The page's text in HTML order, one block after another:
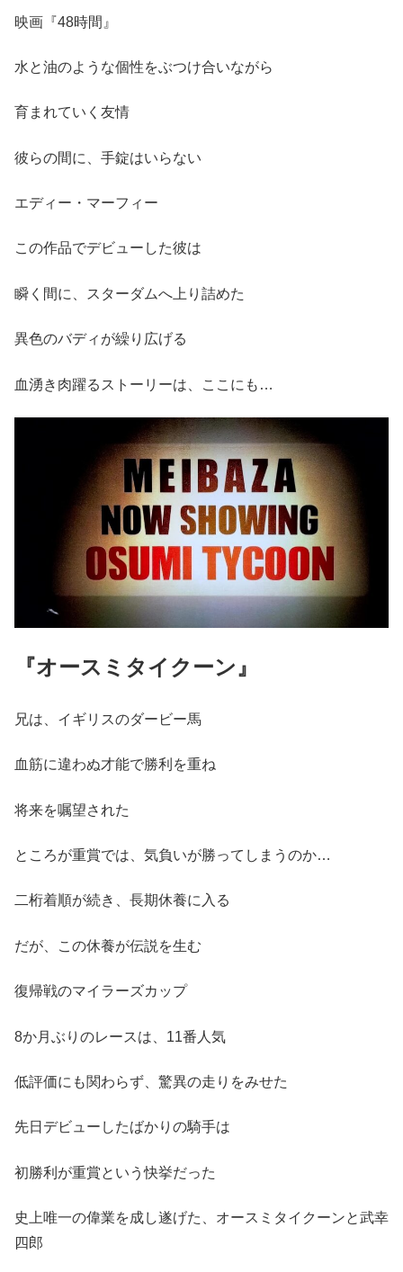
映画『48時間』
水と油のような個性をぶつけ合いながら
育まれていく友情
彼らの間に、手錠はいらない
エディー・マーフィー
この作品でデビューした彼は
瞬く間に、スターダムへ上り詰めた
異色のバディが繰り広げる
血湧き肉躍るストーリーは、ここにも…
『オースミタイクーン』
兄は、イギリスのダービー馬
血筋に違わぬ才能で勝利を重ね
将来を嘱望された
ところが重賞では、気負いが勝ってしまうのか…
二桁着順が続き、長期休養に入る
だが、この休養が伝説を生む
復帰戦のマイラーズカップ
8か月ぶりのレースは、11番人気
低評価にも関わらず、驚異の走りをみせた
先日デビューしたばかりの騎手は
初勝利が重賞という快挙だった
史上唯一の偉業を成し遂げた、オースミタイクーンと武幸
四郎